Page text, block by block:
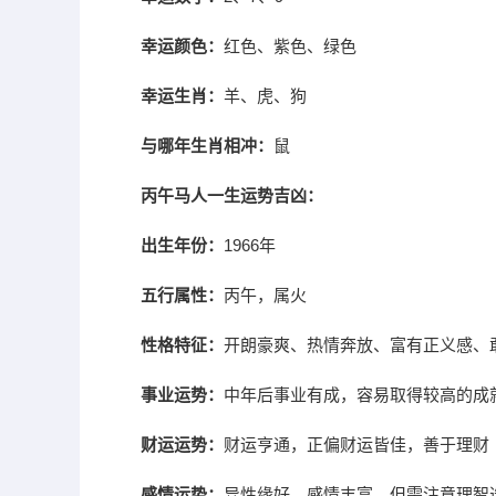
幸运颜色： 红色、紫色、绿色
幸运生肖： 羊、虎、狗
与哪年生肖相冲： 鼠
丙午马人一生运势吉凶：
出生年份： 1966年
五行属性： 丙午，属火
性格特征： 开朗豪爽、热情奔放、富有正义感、
事业运势： 中年后事业有成，容易取得较高的成
财运运势： 财运亨通，正偏财运皆佳，善于理财